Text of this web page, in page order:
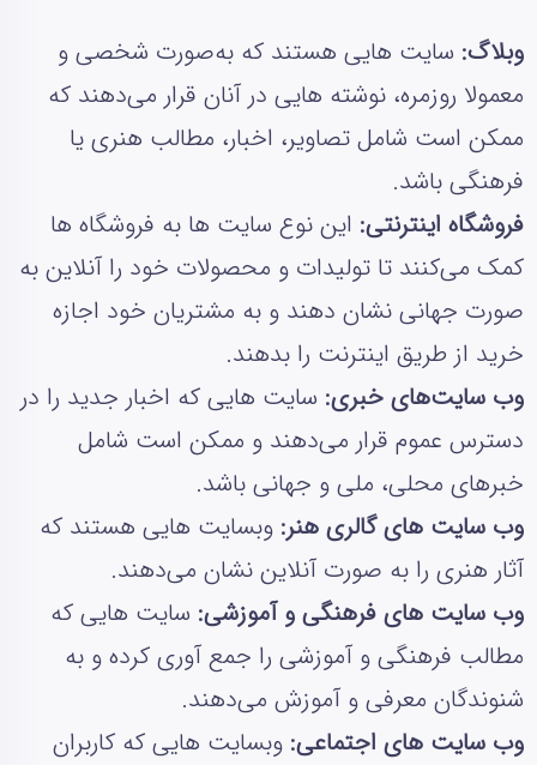
وبلاگ: سایت‌ هایی هستند که به‌صورت شخصی و
معمولا روزمره، نوشته‌ هایی در آنان قرار می‌دهند که
ممکن است شامل تصاویر، اخبار، مطالب هنری یا
فرهنگی باشد.
فروشگاه اینترنتی: این نوع سایت‌ ها به فروشگاه‌ ها
کمک می‌کنند تا تولیدات و محصولات خود را آنلاین به
صورت جهانی نشان دهند و به مشتریان خود اجازه
خرید از طریق اینترنت را بدهند.
وب‌ سایت‌های خبری: سایت‌ هایی که اخبار جدید را در
دسترس عموم قرار می‌دهند و ممکن است شامل
خبرهای محلی، ملی و جهانی باشد.
وب‌ سایت‌ های گالری هنر: وبسایت‌ هایی هستند که
آثار هنری را به صورت آنلاین نشان می‌دهند.
وب سایت‌ های فرهنگی و آموزشی: سایت‌ هایی که
مطالب فرهنگی و آموزشی را جمع‌ آوری کرده و به
شنوندگان معرفی و آموزش می‌دهند.
وب‌ سایت‌ های اجتماعی: وبسایت‌ هایی که کاربران